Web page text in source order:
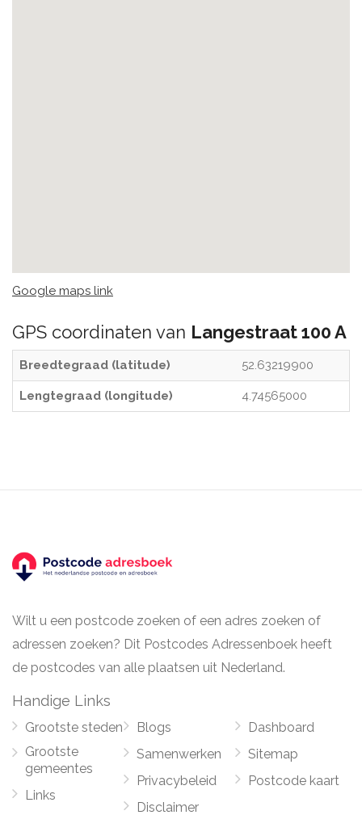
Google maps link
GPS coordinaten van Langestraat 100 A
Breedtegraad (latitude) 52.63219900
Lengtegraad (longitude) 4.74565000
Wilt u een postcode zoeken of een adres zoeken of
adressen zoeken? Dit Postcodes Adressenboek heeft
de postcodes van alle plaatsen uit Nederland.
Handige Links
Grootste steden
Grootste
gemeentes
Links
Blogs
Samenwerken
Privacybeleid
Disclaimer
Dashboard
Sitemap
Postcode kaart